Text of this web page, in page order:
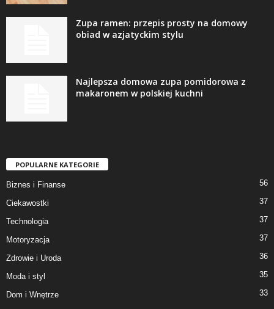
Zupa ramen: przepis prosty na domowy
obiad w azjatyckim stylu
Najlepsza domowa zupa pomidorowa z
makaronem w polskiej kuchni
POPULARNE KATEGORIE
Biznes i Finanse 56
Ciekawostki 37
Technologia 37
Motoryzacja 37
Zdrowie i Uroda 36
Moda i styl 35
Dom i Wnętrze 33